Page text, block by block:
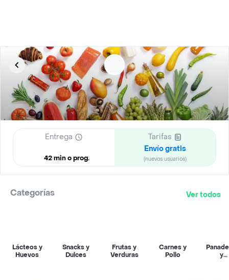
Entrega
42 min o prog.
Tarifas
Envío gratis
(nuevos usuarios)
Categorías Ver todos
Lácteos y
Huevos
Snacks y
Dulces
Frutas y
Verduras
Carnes y
Pollo
y